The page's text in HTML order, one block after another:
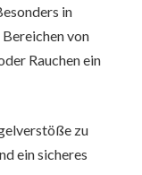
in
von
Rauchen ein
zu
ein sicheres